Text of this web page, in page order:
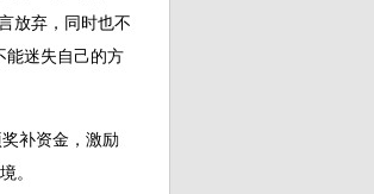
放弃，同时也不
能迷失自己的方
补资金，激励
。